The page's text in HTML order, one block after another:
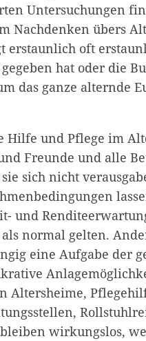
Untersuchungen
Nachdenken übers
erstaunlich oft
hat oder die
das ganze alternde
Hilfe und Pflege im
Freunde und alle
sich nicht
und
normal gelten.
eine Aufgabe der
Altersheime,
wirkungslos,